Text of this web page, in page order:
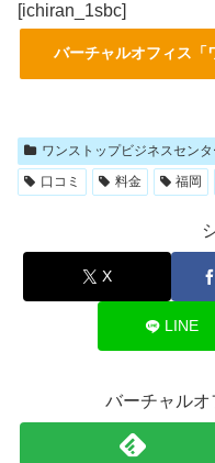
[ichiran_1sbc]
バーチャルオフィス「
ワンストップビジネスセンタ
口コミ
料金 福岡
X
LINE
バーチャル